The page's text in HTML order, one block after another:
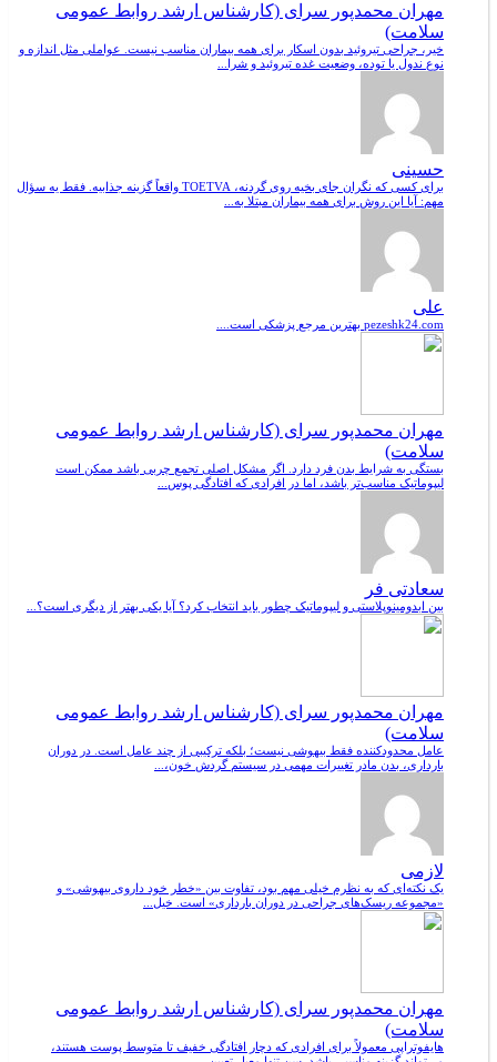
مهران محمدپور سرای (کارشناس ارشد روابط عمومی
سلامت)
خیر، جراحی تیروئید بدون اسکار برای همه بیماران مناسب نیست. عواملی مثل اندازه و
نوع ندول یا توده، وضعیت غده تیروئید و شرا...
حسینی
برای کسی که نگران جای بخیه روی گردنه، TOETVA واقعاً گزینه جذابیه. فقط یه سؤال
مهم: آیا این روش برای همه بیماران مبتلا به...
علی
pezeshk24.com بهترین مرجع پزشکی است....
مهران محمدپور سرای (کارشناس ارشد روابط عمومی
سلامت)
بستگی به شرایط بدن فرد دارد. اگر مشکل اصلی تجمع چربی باشد ممکن است
لیپوماتیک مناسب‌تر باشد، اما در افرادی که افتادگی پوس...
سعادتی فر
بین ابدومینوپلاستی و لیپوماتیک چطور باید انتخاب کرد؟ آیا یکی بهتر از دیگری است؟...
مهران محمدپور سرای (کارشناس ارشد روابط عمومی
سلامت)
عامل محدودکننده فقط بیهوشی نیست؛ بلکه ترکیبی از چند عامل است. در دوران
بارداری، بدن مادر تغییرات مهمی در سیستم گردش خون،...
لازمی
یک نکته‌ای که به نظرم خیلی مهم بود، تفاوت بین «خطر خود داروی بیهوشی» و
«مجموعه ریسک‌های جراحی در دوران بارداری» است. خیل...
مهران محمدپور سرای (کارشناس ارشد روابط عمومی
سلامت)
هایفوتراپی معمولاً برای افرادی که دچار افتادگی خفیف تا متوسط پوست هستند،